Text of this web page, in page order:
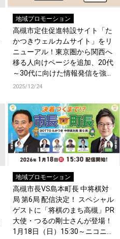
地域プロモーション
高槻市定住促進特設サイト「た
かつきウェルカムサイト」をリ
ニューアル！東京圏から関西へ
移る人向けページを追加、20代
～30代に向けた情報発信を強
化！
2025/12/24
地域プロモーション
高槻市長VS島本町長 中将棋対
局 第6局 配信決定！ スペシャル
ゲストに「将棋のまち高槻」PR
大使・つるの剛士さんが登場！
1月18日（日）15:30～ニコニコ